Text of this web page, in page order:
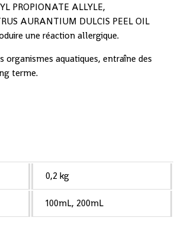
PROPIONATE ALLYLE,
AURANTIUM DULCIS PEEL OIL
une réaction allergique.
organismes aquatiques, entraîne des
terme.
0,2 kg
100mL, 200mL